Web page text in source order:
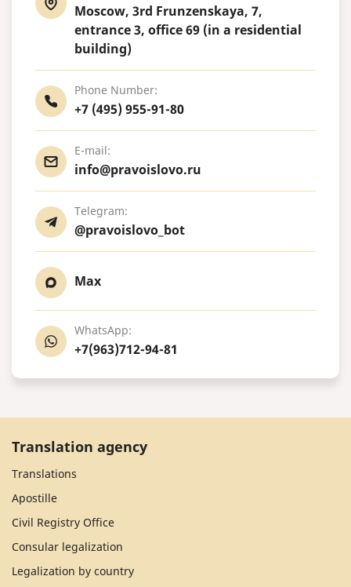
Moscow, 3rd Frunzenskaya, 7,
entrance 3, office 69 (in a residential
building)
Phone Number:
+7 (495) 955-91-80
E-mail:
info@pravoislovo.ru
Telegram:
@pravoislovo_bot
Max
WhatsApp:
+7(963)712-94-81
Translation agency
Translations
Apostille
Civil Registry Office
Consular legalization
Legalization by country